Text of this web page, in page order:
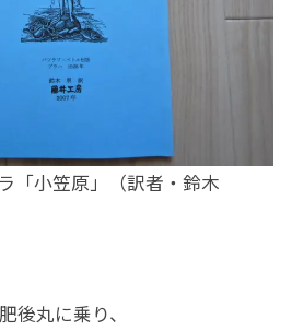
「小笠原」（訳者・鈴木
後丸に乗り、